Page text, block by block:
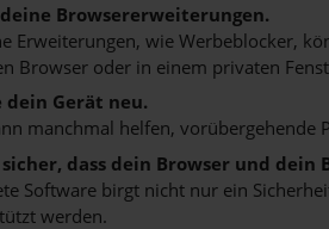
Browsererweiterungen.
Erweiterungen, wie Werbeblocker,
Browser oder in einem privaten
dein Gerät neu.
manchmal helfen, vorübergehende
dass dein Browser und
Software birgt nicht nur ein
werden.